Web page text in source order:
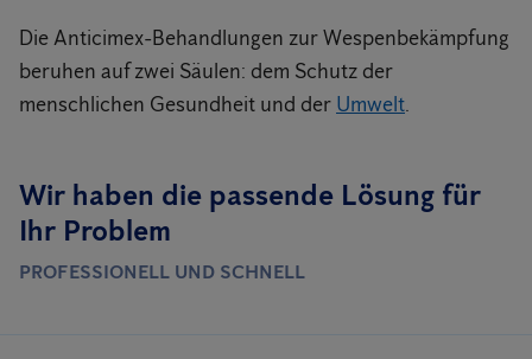
Die Anticimex-Behandlungen zur Wespenbekämpfung
beruhen auf zwei Säulen: dem Schutz der
menschlichen Gesundheit und der Umwelt.
Wir haben die passende Lösung für
Ihr Problem
PROFESSIONELL UND SCHNELL